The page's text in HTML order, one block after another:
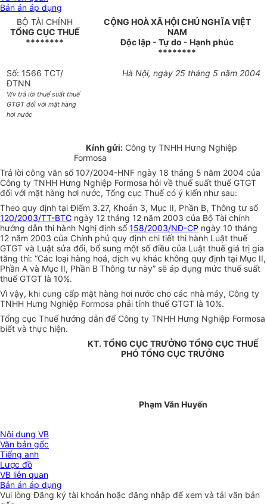
Bản án áp dụng
BỘ TÀI CHÍNH
TỔNG CỤC THUẾ
********
CỘNG HOÀ XÃ HỘI CHỦ NGHĨA VIỆT
NAM
Độc lập - Tự do - Hạnh phúc
********
Số: 1566 TCT/
ĐTNN
V/v trả lời thuế suất thuế
GTGT đối với mặt hàng
hơi nước
Hà Nội, ngày 25 tháng 5 năm 2004
Kính gửi:Công ty TNHH Hưng Nghiệp
Formosa
Trả lời công văn số 107/2004-HNF ngày 18 tháng 5 năm 2004 của
Công ty TNHH Hưng Nghiệp Formosa hỏi về thuế suất thuế GTGT
đối với mặt hàng hơi nước, Tổng cục Thuế có ý kiến như sau:
Theo quy định tại Điểm 3.27, Khoản 3, Mục II, Phần B, Thông tư số
120/2003/TT-BTC ngày 12 tháng 12 năm 2003 của Bộ Tài chính
hướng dẫn thi hành Nghị định số158/2003/NĐ-CP ngày 10 tháng
12 năm 2003 của Chính phủ quy định chi tiết thi hành Luật thuế
GTGT và Luật sửa đổi, bổ sung một số điều của Luật thuế giá trị gia
tăng thì: “Các loại hàng hoá, dịch vụ khác không quy định tại Mục II,
Phần A và Mục II, Phần B Thông tư này” sẽ áp dụng mức thuế suất
thuế GTGT là 10%.
Vì vậy, khi cung cấp mặt hàng hơi nước cho các nhà máy, Công ty
TNHH Hưng Nghiệp Formosa phải tính thuế GTGT là 10%.
Tổng cục Thuế hướng dẫn để Công ty TNHH Hưng Nghiệp Formosa
biết và thực hiện.
KT. TỔNG CỤC TRƯỞNG TỔNG CỤC THUẾ
PHÓ TỔNG CỤC TRƯỞNG
Phạm Văn Huyến
Nội dung VB
Văn bản gốc
Tiếng anh
Lược đồ
VB liên quan
Bản án áp dụng
Vui lòngĐăng ký tài khoản hoặc đăng nhập để xem và tải văn bản